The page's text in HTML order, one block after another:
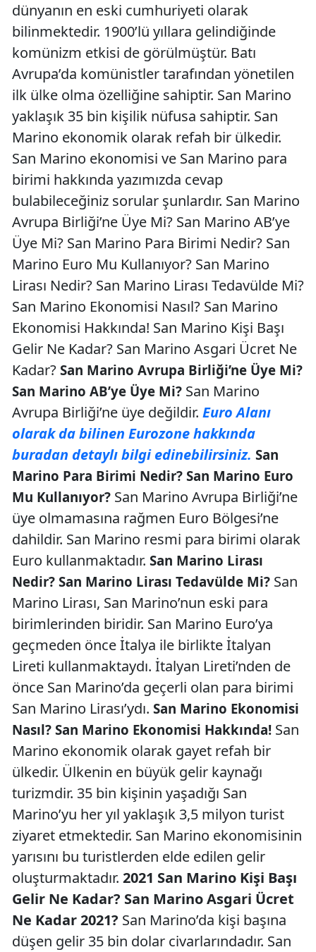
dünyanın en eski cumhuriyeti olarak
bilinmektedir. 1900’lü yıllara gelindiğinde
komünizm etkisi de görülmüştür. Batı
Avrupa’da komünistler tarafından yönetilen
ilk ülke olma özelliğine sahiptir. San Marino
yaklaşık 35 bin kişilik nüfusa sahiptir. San
Marino ekonomik olarak refah bir ülkedir.
San Marino ekonomisi ve San Marino para
birimi hakkında yazımızda cevap
bulabileceğiniz sorular şunlardır. San Marino
Avrupa Birliği’ne Üye Mi? San Marino AB’ye
Üye Mi? San Marino Para Birimi Nedir? San
Marino Euro Mu Kullanıyor? San Marino
Lirası Nedir? San Marino Lirası Tedavülde Mi?
San Marino Ekonomisi Nasıl? San Marino
Ekonomisi Hakkında! San Marino Kişi Başı
Gelir Ne Kadar? San Marino Asgari Ücret Ne
Kadar? San Marino Avrupa Birliği’ne Üye Mi?
San Marino AB’ye Üye Mi? San Marino
Avrupa Birliği’ne üye değildir. Euro Alanı
olarak da bilinen Eurozone hakkında
buradan detaylı bilgi edinebilirsiniz. San
Marino Para Birimi Nedir? San Marino Euro
Mu Kullanıyor? San Marino Avrupa Birliği’ne
üye olmamasına rağmen Euro Bölgesi’ne
dahildir. San Marino resmi para birimi olarak
Euro kullanmaktadır. San Marino Lirası
Nedir? San Marino Lirası Tedavülde Mi? San
Marino Lirası, San Marino’nun eski para
birimlerinden biridir. San Marino Euro’ya
geçmeden önce İtalya ile birlikte İtalyan
Lireti kullanmaktaydı. İtalyan Lireti’nden de
önce San Marino’da geçerli olan para birimi
San Marino Lirası’ydı. San Marino Ekonomisi
Nasıl? San Marino Ekonomisi Hakkında! San
Marino ekonomik olarak gayet refah bir
ülkedir. Ülkenin en büyük gelir kaynağı
turizmdir. 35 bin kişinin yaşadığı San
Marino’yu her yıl yaklaşık 3,5 milyon turist
ziyaret etmektedir. San Marino ekonomisinin
yarısını bu turistlerden elde edilen gelir
oluşturmaktadır. 2021 San Marino Kişi Başı
Gelir Ne Kadar? San Marino Asgari Ücret
Ne Kadar 2021? San Marino’da kişi başına
düşen gelir 35 bin dolar civarlarındadır. San